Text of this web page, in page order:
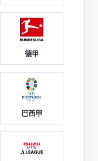
德甲
巴西甲